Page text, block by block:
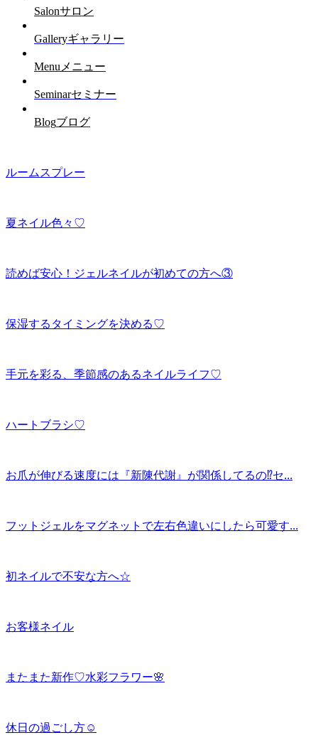
Salonサロン
Galleryギャラリー
Menu メニュー
Seminarセミナー
Blogブログ
ルームスプレー
夏ネイル色々♡
読めば安心！ジェルネイルが初めての方へ③
保湿するタイミングを決める♡
手元を彩る、季節感のあるネイルライフ♡
ハートブラシ♡
お爪が伸びる速度には『新陳代謝』が関係してるの⁉セ...
フットジェルをマグネットで左右色違いにしたら可愛す...
初ネイルで不安な方へ☆
お客様ネイル
またまた新作♡水彩フラワー🌸
休日の過ごし方☺️